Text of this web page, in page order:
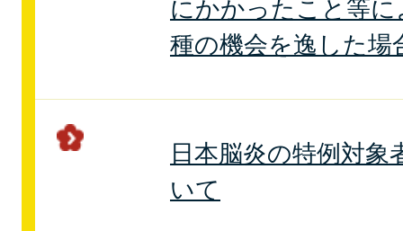
にかかったこと等
種の機会を逸した場
日本脳炎の特例対象
いて